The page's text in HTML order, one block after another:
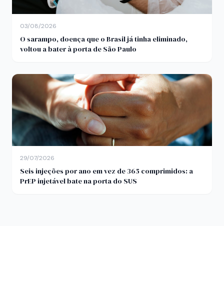
03/08/2026
O sarampo, doença que o Brasil já tinha eliminado,
voltou a bater à porta de São Paulo
29/07/2026
Seis injeções por ano em vez de 365 comprimidos: a
PrEP injetável bate na porta do SUS